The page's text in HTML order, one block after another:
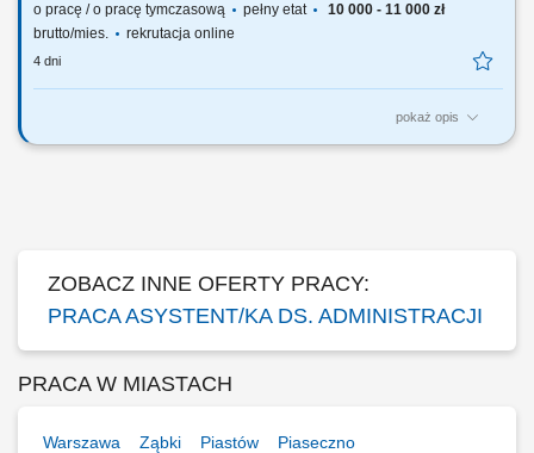
o pracę / o pracę tymczasową
pełny etat
10 000 - 11 000 zł
brutto/mies.
rekrutacja online
4 dni
pokaż opis
The description of duties is a presented below: to provide administrative
ZOBACZ INNE OFERTY PRACY:
PRACA ASYSTENT/KA DS. ADMINISTRACJI
PRACA W MIASTACH
Warszawa Ząbki Piastów Piaseczno